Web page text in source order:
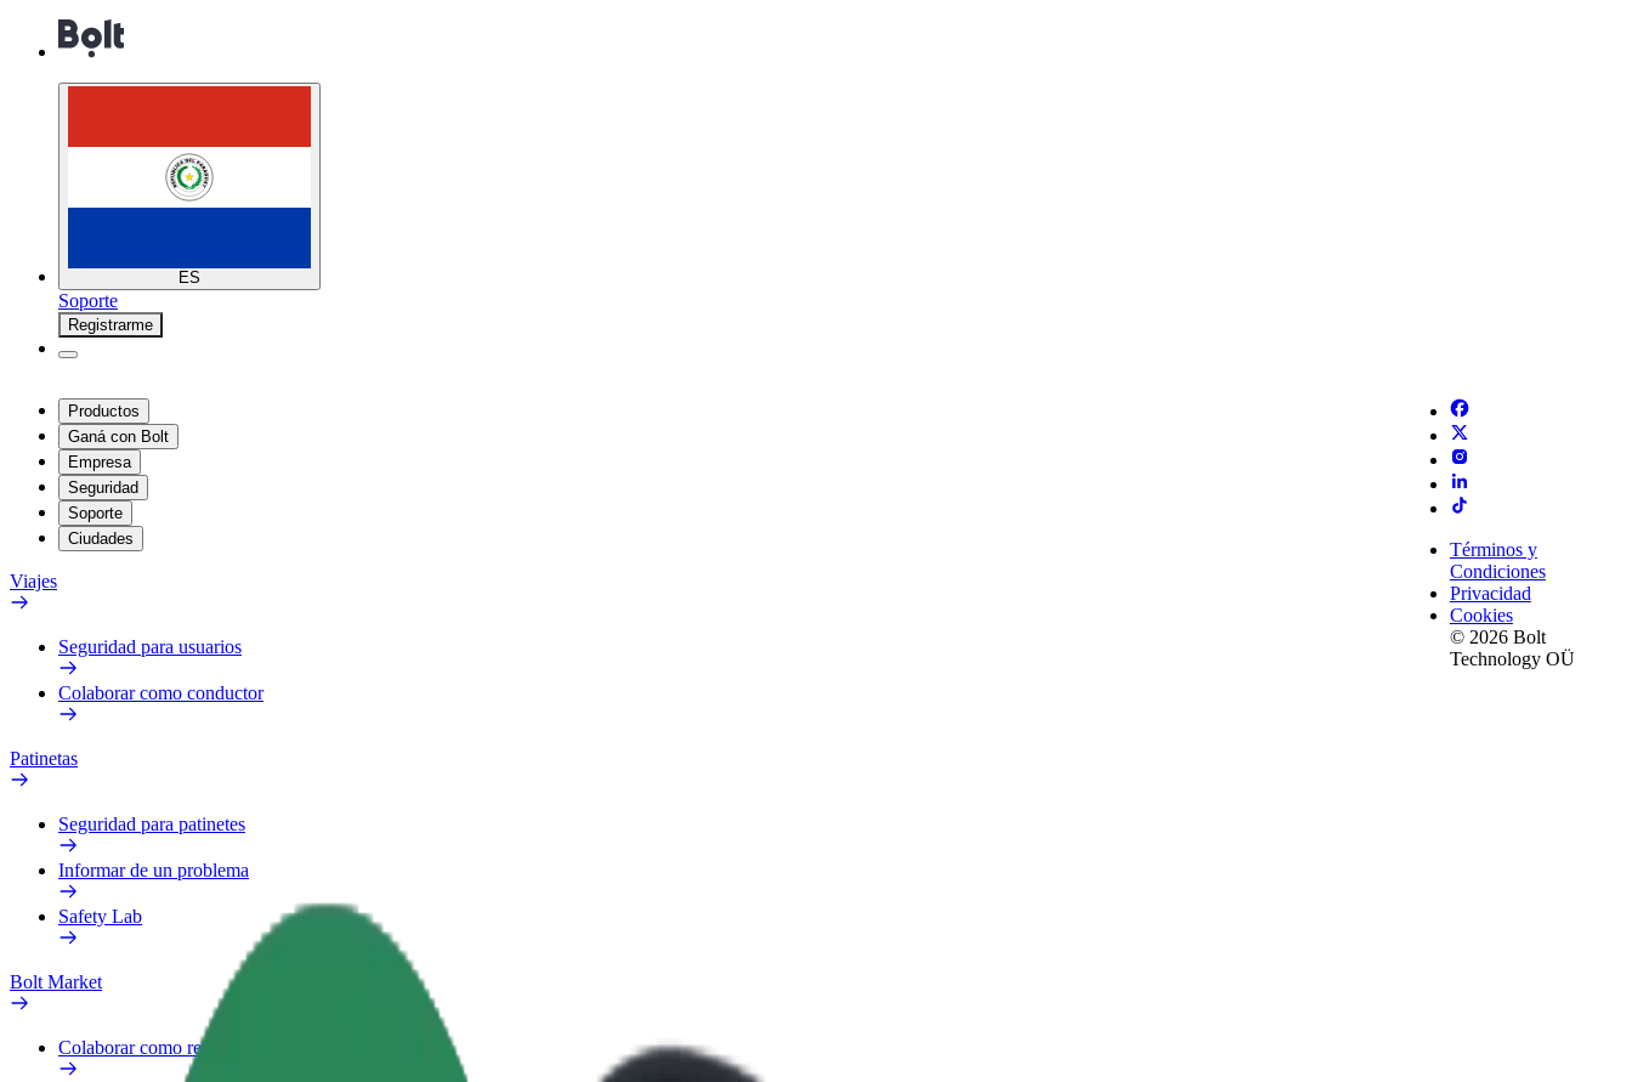
ES
Soporte
Registrarme
Productos
Ganá con Bolt
Empresa
Seguridad
Soporte
Ciudades
Viajes
Seguridad para usuarios
Colaborar como conductor
Patinetas
Seguridad para patinetes
Informar de un problema
Safety Lab
Bolt Market
Colaborar como repartidor
Términos y
Condiciones
Privacidad
Cookies
© 2026 Bolt
Technology OÜ